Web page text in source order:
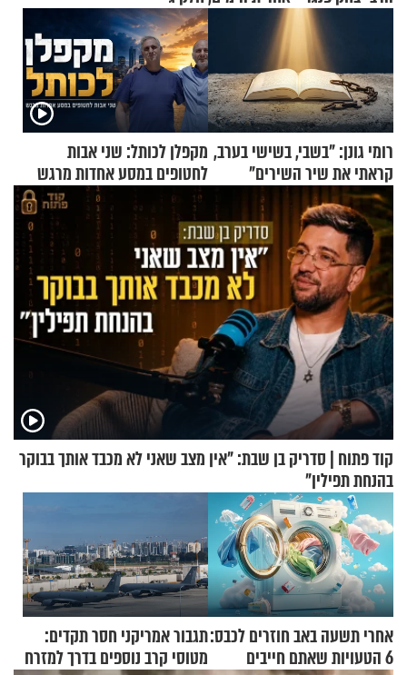
רומי גונן: "בשבי, בשישי בערב,
קראתי את שיר השירים"
מקפלן לכותל: שני אבות
לחטופים במסע אחדות מרגש
קוד פתוח | סדריק בן שבת: "אין מצב שאני לא מכבד אותך בבוקר
בהנחת תפילין"
אחרי תשעה באב חוזרים לכבס:
6 הטעויות שאתם חייבים
תגבור אמריקני חסר תקדים:
מטוסי קרב נוספים בדרך למזרח